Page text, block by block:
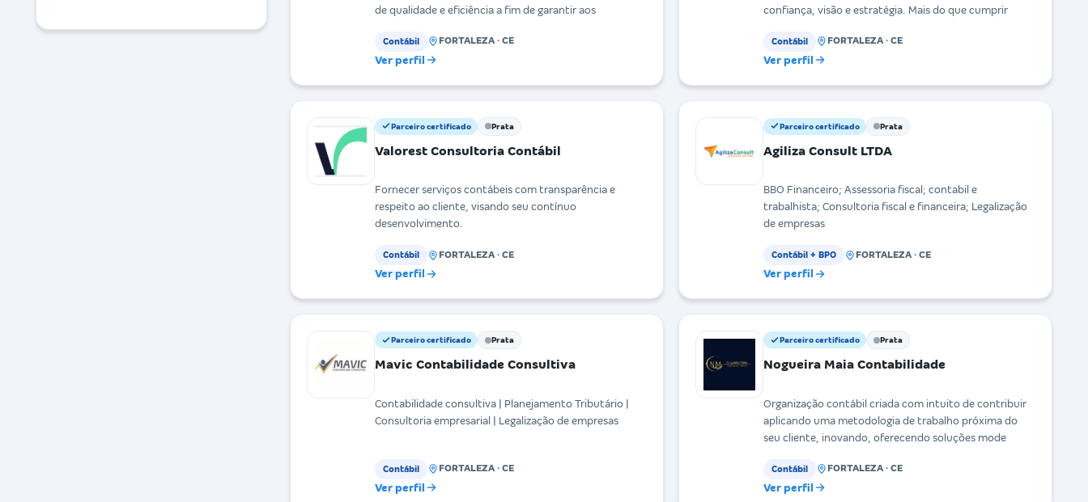
de qualidade e eficiência a fim de garantir aos
Contábil FORTALEZA · CE
Ver perfil
confiança, visão e estratégia. Mais do que cumprir
Contábil FORTALEZA · CE
Ver perfil
Parceiro certificado Prata
Valorest Consultoria Contábil
Fornecer serviços contábeis com transparência e
respeito ao cliente, visando seu contínuo
desenvolvimento.
Contábil FORTALEZA · CE
Ver perfil
Parceiro certificado Prata
Agiliza Consult LTDA
BBO Financeiro; Assessoria fiscal; contabil e
trabalhista; Consultoria fiscal e financeira; Legalização
de empresas
Contábil + BPO FORTALEZA · CE
Ver perfil
Parceiro certificado Prata
Mavic Contabilidade Consultiva
Contabilidade consultiva | Planejamento Tributário |
Consultoria empresarial | Legalização de empresas
Contábil FORTALEZA · CE
Ver perfil
Parceiro certificado Prata
Nogueira Maia Contabilidade
Organização contábil criada com intuito de contribuir
aplicando uma metodologia de trabalho próxima do
seu cliente, inovando, oferecendo soluções mode
Contábil FORTALEZA · CE
Ver perfil